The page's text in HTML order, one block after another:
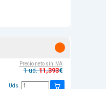
Precio neto sin IVA
1 ud.11,393€
Uds.